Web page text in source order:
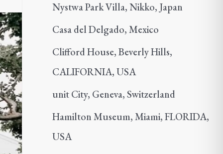
Nystwa Park Villa, Nikko, Japan
Casa del Delgado, Mexico
Clifford House, Beverly Hills,
CALIFORNIA, USA
unit City, Geneva, Switzerland
Hamilton Museum, Miami, FLORIDA,
USA